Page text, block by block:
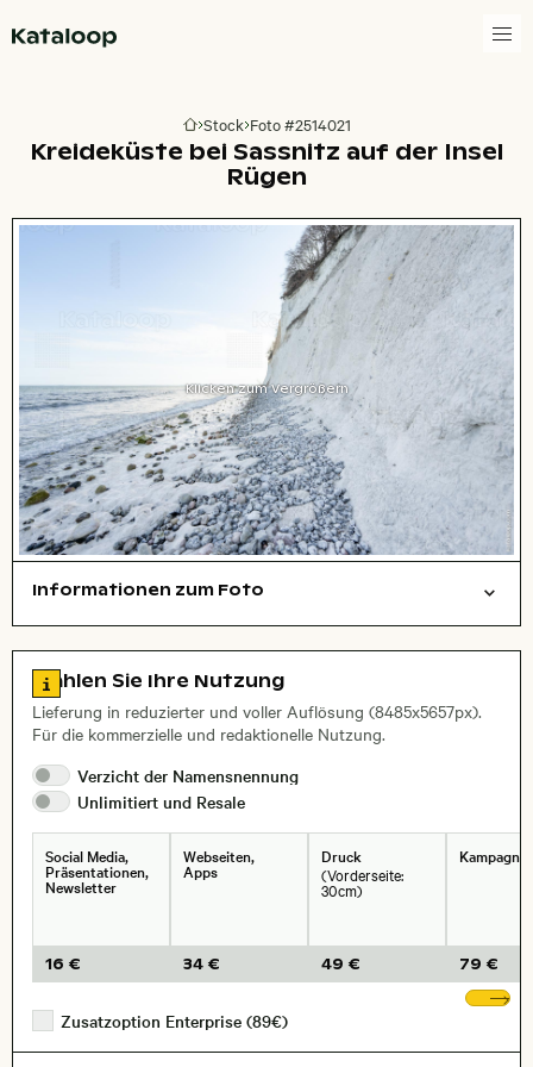
Zur Homepage
Stock Foto #2514021
Kreideküste bei Sassnitz auf der Insel
Rügen
Klicken zum Vergrößern
Informationen zum Foto
, Objektiv
Zu den Lizenzinformationen springen
Wählen Sie Ihre Nutzung
Lieferung in reduzierter und voller Auflösung (8485x5657px).
Für die kommerzielle und redaktionelle Nutzung.
Verzicht der Namensnennung
Unlimitiert und Resale
Social Media,
Präsentationen,
Newsletter
16 €
Webseiten,
Apps
34 €
Druck
(Vorderseite:
30cm)
49 € 79 €
Zusatzoption Enterprise (89€)